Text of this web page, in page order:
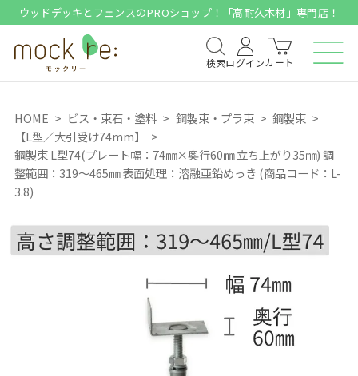
ウッドデッキとフェンスのPROショップ！「高耐久木材」専門店！
検索ログインカート
HOME ビス・束石・塗料 鋼製束・プラ束
鋼製束
【L型／大引受け74mm】
鋼製束 L型74(プレート幅：74㎜×奥行60㎜ 立ち上がり35㎜) 調
整範囲：319～465㎜ 表面処理：溶融亜鉛めっき (商品コード：L-
3.8)